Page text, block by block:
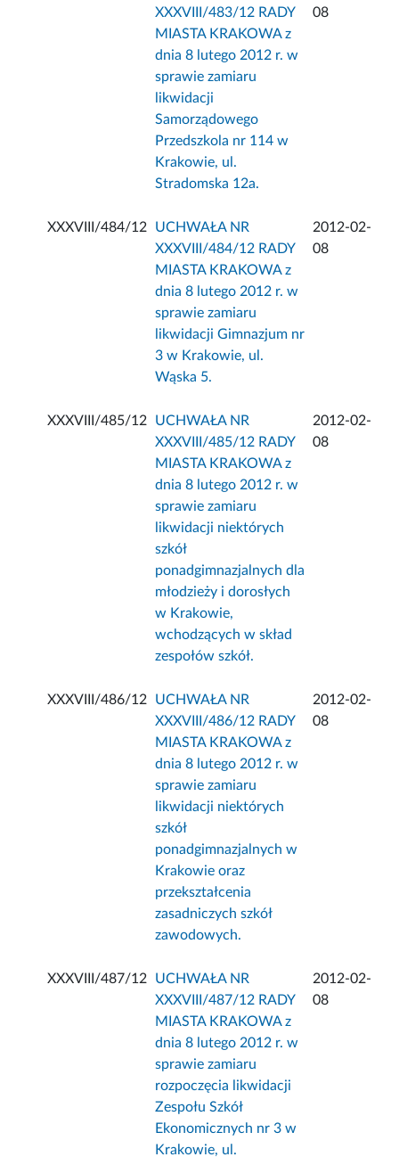
XXXVIII/483/12 RADY
MIASTA KRAKOWA z
dnia 8 lutego 2012 r. w
sprawie zamiaru
likwidacji
Samorządowego
Przedszkola nr 114 w
Krakowie, ul.
Stradomska 12a.
08
XXXVIII/484/12
UCHWAŁA NR
XXXVIII/484/12 RADY
MIASTA KRAKOWA z
dnia 8 lutego 2012 r. w
sprawie zamiaru
likwidacji Gimnazjum nr
3 w Krakowie, ul.
Wąska 5.
2012-02-
08
XXXVIII/485/12
UCHWAŁA NR
XXXVIII/485/12 RADY
MIASTA KRAKOWA z
dnia 8 lutego 2012 r. w
sprawie zamiaru
likwidacji niektórych
szkół
ponadgimnazjalnych dla
młodzieży i dorosłych
w Krakowie,
wchodzących w skład
zespołów szkół.
2012-02-
08
XXXVIII/486/12
UCHWAŁA NR
XXXVIII/486/12 RADY
MIASTA KRAKOWA z
dnia 8 lutego 2012 r. w
sprawie zamiaru
likwidacji niektórych
szkół
ponadgimnazjalnych w
Krakowie oraz
przekształcenia
zasadniczych szkół
zawodowych.
2012-02-
08
XXXVIII/487/12
UCHWAŁA NR
XXXVIII/487/12 RADY
MIASTA KRAKOWA z
dnia 8 lutego 2012 r. w
sprawie zamiaru
rozpoczęcia likwidacji
Zespołu Szkół
Ekonomicznych nr 3 w
Krakowie, ul.
2012-02-
08